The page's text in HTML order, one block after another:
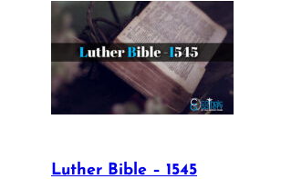
Luther Bible – 1545